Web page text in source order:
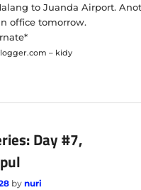
to Juanda Airport.
office tomorrow.
– kidy
Day #7,
bynuri